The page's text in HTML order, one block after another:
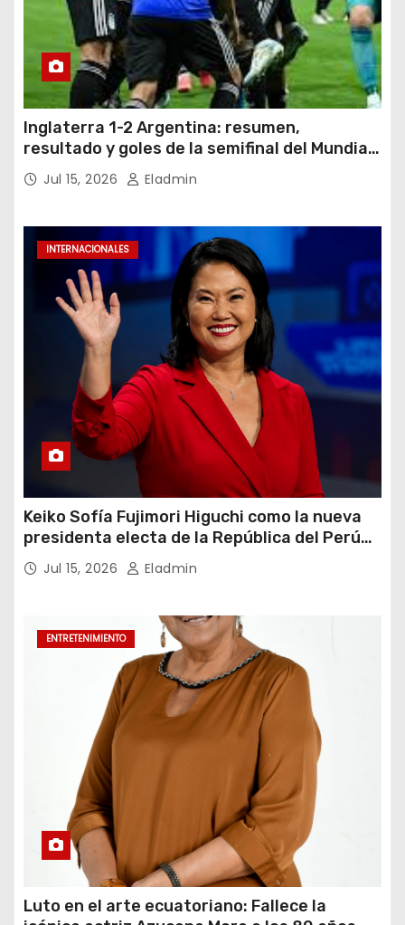
Inglaterra 1-2 Argentina: resumen,
resultado y goles de la semifinal del Mundial
2026Jul 15, 2026 Eladmin
INTERNACIONALES
Keiko Sofía Fujimori Higuchi como la nueva
presidenta electa de la República del Perú
para el periodo constitucional 2026-2031
Jul 15, 2026 Eladmin
ENTRETENIMIENTO
Luto en el arte ecuatoriano: Fallece la